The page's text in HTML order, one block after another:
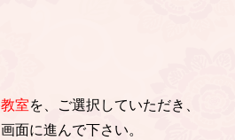
室を、ご選択していただき、
面に進んで下さい。